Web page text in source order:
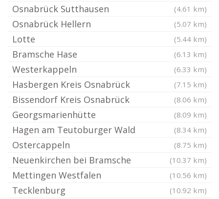
Osnabrück Sutthausen (4.61 km)
Osnabrück Hellern (5.07 km)
Lotte (5.44 km)
Bramsche Hase (6.13 km)
Westerkappeln (6.33 km)
Hasbergen Kreis Osnabrück (7.15 km)
Bissendorf Kreis Osnabrück (8.06 km)
Georgsmarienhütte (8.09 km)
Hagen am Teutoburger Wald (8.34 km)
Ostercappeln (8.75 km)
Neuenkirchen bei Bramsche (10.37 km)
Mettingen Westfalen (10.56 km)
Tecklenburg (10.92 km)